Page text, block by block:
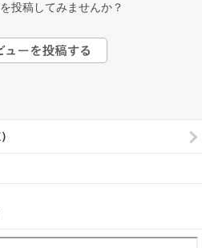
投稿してみませんか？